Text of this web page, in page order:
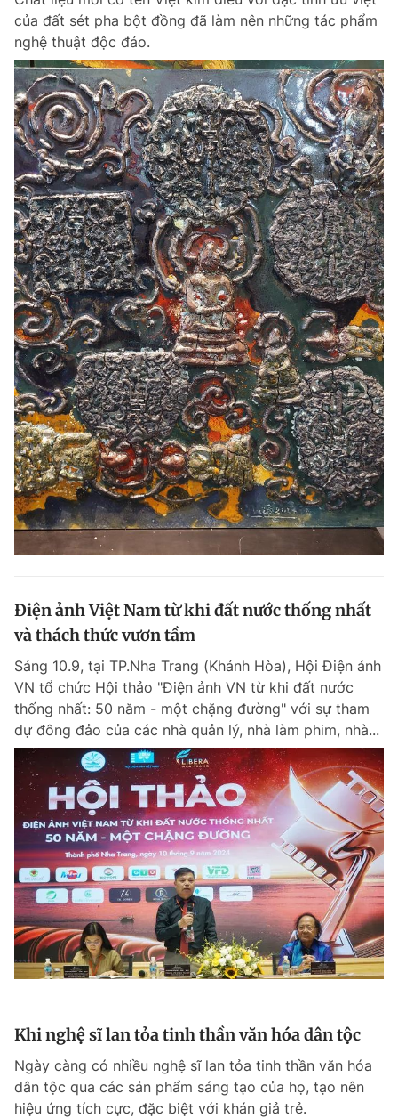
của đất sét pha bột đồng đã làm nên những tác phẩm
nghệ thuật độc đáo.
Điện ảnh Việt Nam từ khi đất nước thống nhất
và thách thức vươn tầm
Sáng 10.9, tại TP.Nha Trang (Khánh Hòa), Hội Điện ảnh
VN tổ chức Hội thảo "Điện ảnh VN từ khi đất nước
thống nhất: 50 năm - một chặng đường" với sự tham
dự đông đảo của các nhà quản lý, nhà làm phim, nhà...
Khi nghệ sĩ lan tỏa tinh thần văn hóa dân tộc
Ngày càng có nhiều nghệ sĩ lan tỏa tinh thần văn hóa
dân tộc qua các sản phẩm sáng tạo của họ, tạo nên
hiệu ứng tích cực, đặc biệt với khán giả trẻ.